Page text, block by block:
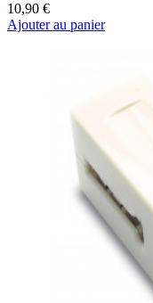
10,90 €
Ajouter au panier